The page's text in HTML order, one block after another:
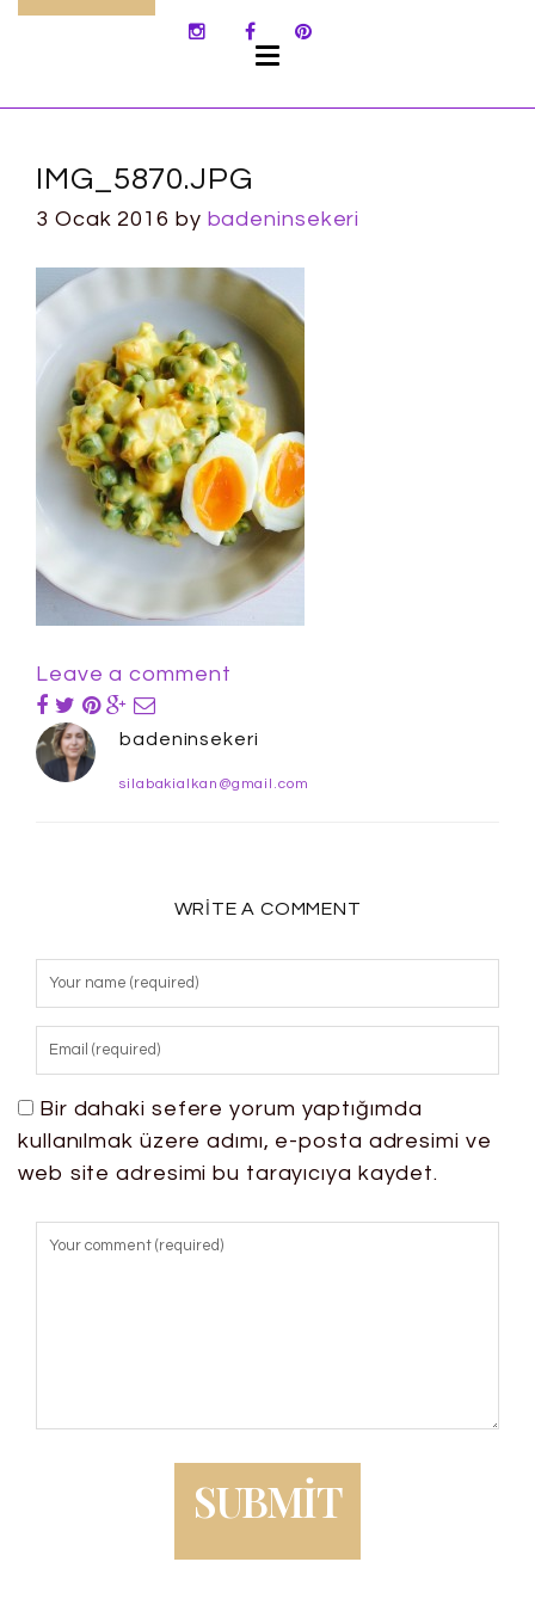
IMG_5870.JPG
3 Ocak 2016 by badeninsekeri
Leave a comment
badeninsekeri
silabakialkan@gmail.com
WRITE A COMMENT
Bir dahaki sefere yorum yaptığımda
kullanılmak üzere adımı, e-posta adresimi ve
web site adresimi bu tarayıcıya kaydet.